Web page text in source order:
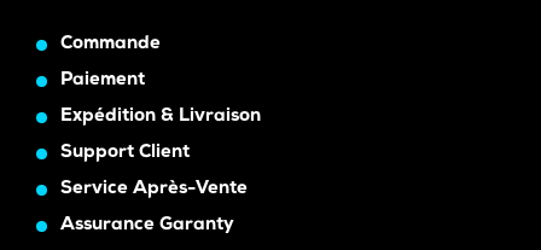
Commande
Paiement
Expédition & Livraison
Support Client
Service Après-Vente
Assurance Garanty